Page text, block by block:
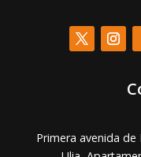
Primera avenida